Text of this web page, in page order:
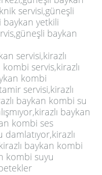
servisi,güneşli
baykan yetkili
baykan
servisi,kirazlı
servis,kirazlı
kombi
servisi,kirazlı
baykan kombi su
baykan
kombi ses
damlatıyor,kirazlı
baykan kombi
kombi suyu